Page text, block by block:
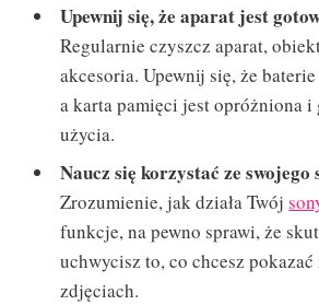
Upewnij się, że aparat jest
Regularnie czyszcz aparat,
akcesoria. Upewnij się, że baterie
a karta pamięci jest opróżniona i
użycia.
Naucz się korzystać ze swojego
Zrozumienie, jak działa Twój
funkcje, na pewno sprawi, że
uchwycisz to, co chcesz pokazać
zdjęciach.